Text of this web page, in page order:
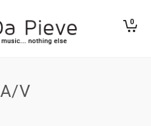
0
A/V